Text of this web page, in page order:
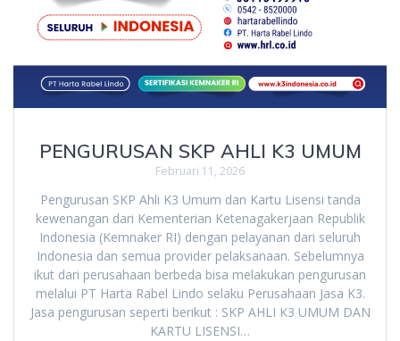
PENGURUSAN SKP AHLI K3 UMUM
Februari 11, 2026
Pengurusan SKP Ahli K3 Umum dan Kartu Lisensi tanda
kewenangan dari Kementerian Ketenagakerjaan Republik
Indonesia (Kemnaker RI) dengan pelayanan dari seluruh
Indonesia dan semua provider pelaksanaan. Sebelumnya
ikut dari perusahaan berbeda bisa melakukan pengurusan
melalui PT Harta Rabel Lindo selaku Perusahaan Jasa K3.
Jasa pengurusan seperti berikut : SKP AHLI K3 UMUM DAN
KARTU LISENSI…